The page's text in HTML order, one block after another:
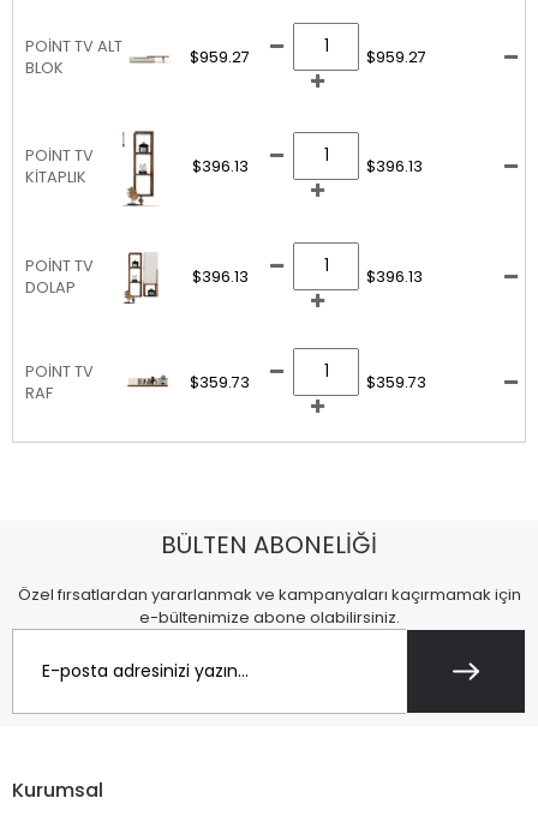
POİNT TV ALT
BLOK
$959.27 $959.27
POİNT TV
KİTAPLIK
$396.13 $396.13
POİNT TV
DOLAP
$396.13 $396.13
POİNT TV
RAF
$359.73 $359.73
BÜLTEN ABONELİĞİ
Özel fırsatlardan yararlanmak ve kampanyaları kaçırmamak için
e-bültenimize abone olabilirsiniz.
Kurumsal